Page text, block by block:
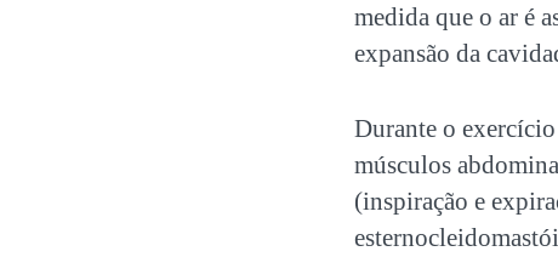
medida que o ar é
expansão da
Durante o
músculos
(inspiração e